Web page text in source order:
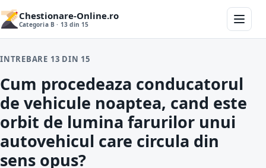
Chestionare-Online.ro
Categoria B · 13 din 15
INTREBARE 13 DIN 15
Cum procedeaza conducatorul
de vehicule noaptea, cand este
orbit de lumina farurilor unui
autovehicul care circula din
sens opus?